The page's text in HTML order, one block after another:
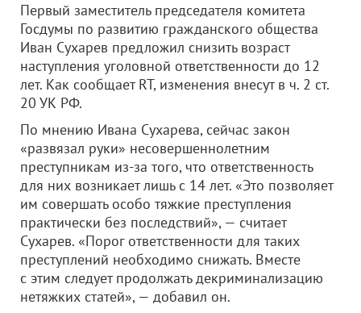
Первый заместитель председателя комитета
Госдумы по развитию гражданского общества
Иван Сухарев предложил снизить возраст
наступления уголовной ответственности до 12
лет. Как сообщает RT, изменения внесут в ч. 2 ст.
20 УК РФ.
По мнению Ивана Сухарева, сейчас закон
«развязал руки» несовершеннолетним
преступникам из-за того, что ответственность
для них возникает лишь с 14 лет. «Это позволяет
им совершать особо тяжкие преступления
практически без последствий», — считает
Сухарев. «Порог ответственности для таких
преступлений необходимо снижать. Вместе
с этим следует продолжать декриминализацию
нетяжких статей», — добавил он.